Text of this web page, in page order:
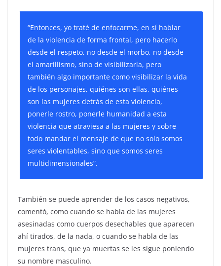
“Entonces, yo traté de enfocarme, en sí hablar
de la violencia de forma frontal, pero hacerlo
desde el respeto, no desde el morbo, no desde
el amarillismo, sino de visibilizarla, pero
también algo importante como visibilizar la vida
de los personajes, quiénes son ellas, quiénes
son las mujeres detrás de esta violencia,
ponerle rostro, ponerle humanidad a esta
violencia que atraviesa a las mujeres y sobre
todo mandar el mensaje de que no solo somos
seres violentables, sino que somos seres
multidimensionales”.
También se puede aprender de los casos negativos,
comentó, como cuando se habla de las mujeres
asesinadas como cuerpos desechables que aparecen
ahí tirados, de la nada, o cuando se habla de las
mujeres trans, que ya muertas se les sigue poniendo
su nombre masculino.